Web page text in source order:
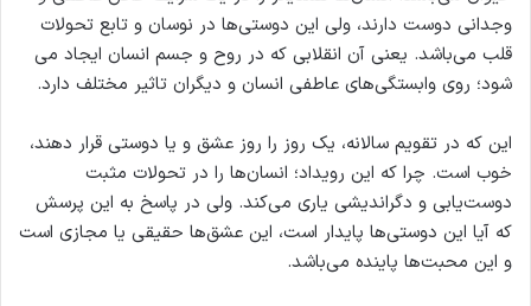
وجدانی دوست دارند، ولی این دوستی‌ها در نوسان و تابع تحولات
قلب می‌باشد. یعنی آن انقلابی که در روح و جسم انسان ایجاد می
شود؛ روی وابستگی‌‎های عاطفی انسان و دیگران تاثیر مختلف دارد.
این که در تقویم سالانه، یک روز را روز عشق و یا دوستی قرار دهند،
خوب است. چرا که این رویداد؛ انسان‌ها را در تحولات مثبت
دوست‌یابی و دگراندیشی یاری می‌کند. ولی در پاسخ به این پرسش
که آیا این دوستی‌ها پایدار است، این عشق‌ها حقیقی یا مجازی است
و این محبت‌ها پاینده می‌باشد.